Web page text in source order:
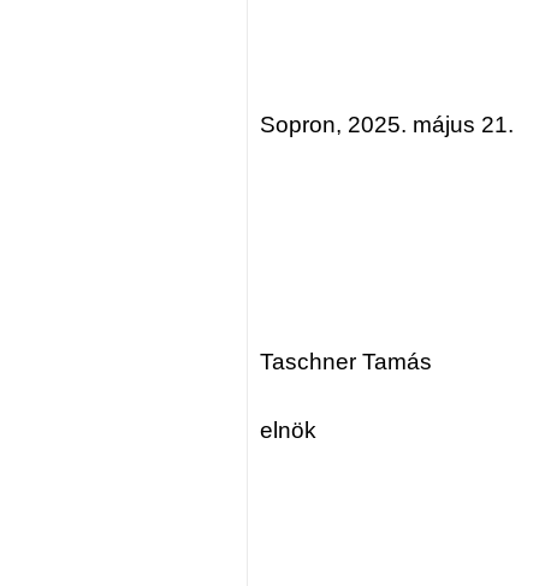
Sopron, 2025. május 21.
Taschner Tamás
elnök